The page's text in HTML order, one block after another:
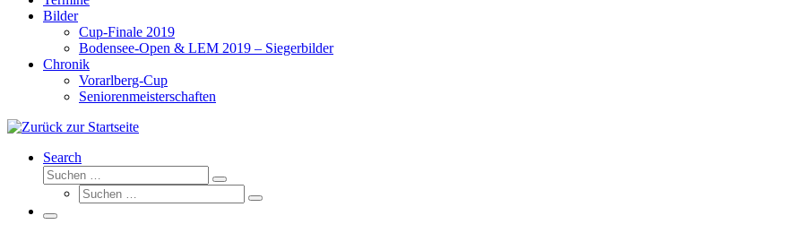
Bilder
Cup-Finale 2019
Bodensee-Open & LEM 2019 – Siegerbilder
Chronik
Vorarlberg-Cup
Seniorenmeisterschaften
Search
Suche
Suchen …
Suche
Suchen …
Menü